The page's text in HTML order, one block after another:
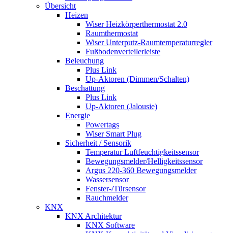
Übersicht
Heizen
Wiser Heizkörperthermostat 2.0
Raumthermostat
Wiser Unterputz-Raumtemperaturregler
Fußbodenverteilerleiste
Beleuchung
Plus Link
Up-Aktoren (Dimmen/Schalten)
Beschattung
Plus Link
Up-Aktoren (Jalousie)
Energie
Powertags
Wiser Smart Plug
Sicherheit / Sensorik
Temperatur Luftfeuchtigkeitssensor
Bewegungsmelder/Helligkeitssensor
Argus 220-360 Bewegungsmelder
Wassersensor
Fenster-/Türsensor
Rauchmelder
KNX
KNX Architektur
KNX Software